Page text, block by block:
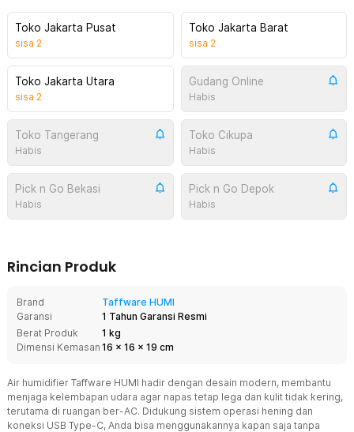
Toko Jakarta Pusat
sisa 2
Toko Jakarta Barat
sisa 2
Toko Jakarta Utara
sisa 2
Gudang Online
Habis
Toko Tangerang
Habis
Toko Cikupa
Habis
Pick n Go Bekasi
Habis
Pick n Go Depok
Habis
Rincian Produk
Brand
Taffware HUMI
Garansi
1 Tahun Garansi Resmi
Berat Produk
1 kg
Dimensi Kemasan 16 x 16 x 19 cm
Air humidifier Taffware HUMI hadir dengan desain modern, membantu
menjaga kelembapan udara agar napas tetap lega dan kulit tidak kering,
terutama di ruangan ber-AC. Didukung sistem operasi hening dan
koneksi USB Type-C, Anda bisa menggunakannya kapan saja tanpa